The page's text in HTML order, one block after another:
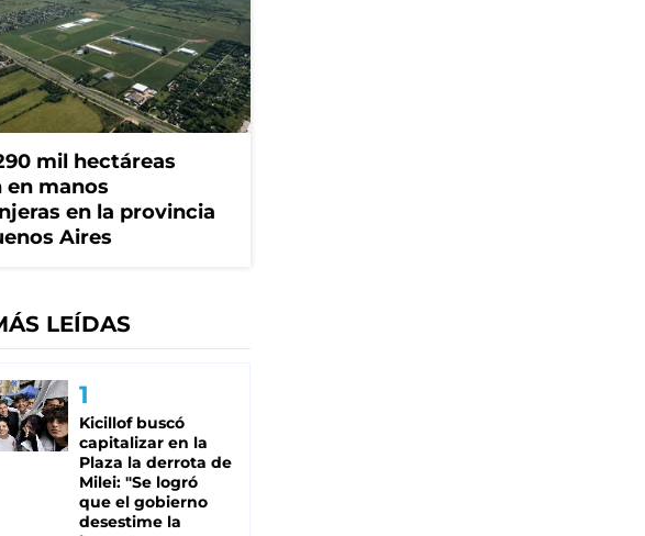
mil hectáreas
en manos
en la provincia
Aires
LEÍDAS
Kicillof buscó
capitalizar en la
Plaza la derrota de
Milei: "Se logró
que el gobierno
desestime la